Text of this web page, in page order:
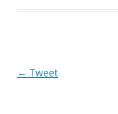
Berichtnavigatie
← Tweet